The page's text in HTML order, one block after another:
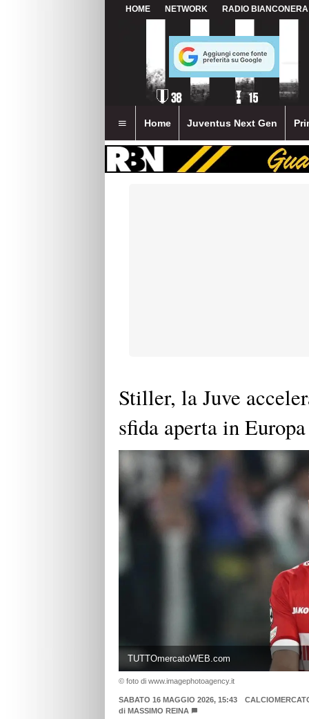
HOME NETWORK RADIO BIANCONERA
Home Juventus Next Gen
Stiller, la Juve
sfida aperta in Europa
TUTTOmercatoWEB.com
© foto di www.imagephotoagency.it
SABATO 16 MAGGIO 2026, 15:43
di MASSIMO REINA